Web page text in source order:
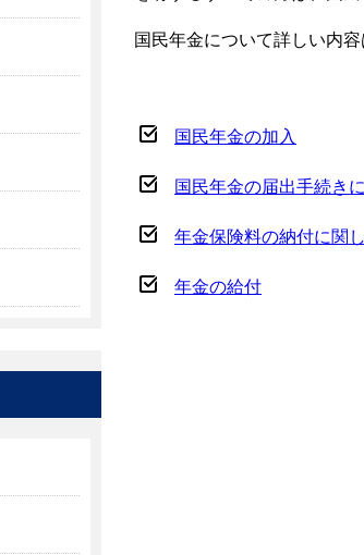
国民年金について詳しい内容
国民年金の加入
国民年金の届出手続き
年金保険料の納付に関
年金の給付